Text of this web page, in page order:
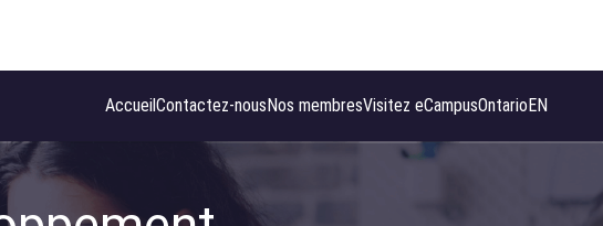
AccueilContactez-nousNos membresVisitez eCampusOntarioEN